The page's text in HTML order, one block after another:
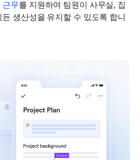
근무를 지원하여 팀원이 사무실, 집
생산성을 유지할 수 있도록 합니